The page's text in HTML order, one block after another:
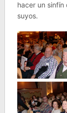
hacer un
suyos.